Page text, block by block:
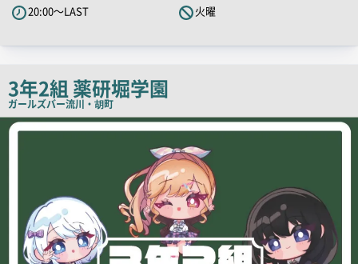
ャ
チ
ピ
ー
20:00～LAST
火曜
3年2組 薬研堀学園
ガールズバー流川・胡町
店
舗